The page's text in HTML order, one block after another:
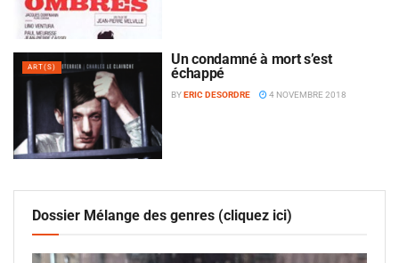
ART(S)
Un condamné à mort s’est
échappé
BYERIC DESORDRE 4 NOVEMBRE 2018
Dossier Mélange des genres (cliquez ici)